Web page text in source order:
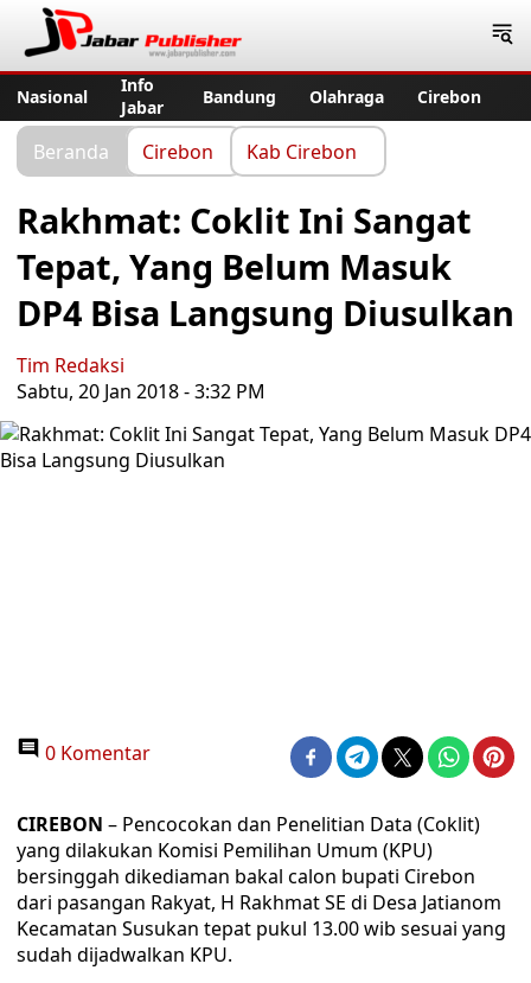
Nasional
Info
Jabar
Bandung Olahraga Cirebon
Beranda Cirebon Kab Cirebon
Rakhmat: Coklit Ini Sangat
Tepat, Yang Belum Masuk
DP4 Bisa Langsung Diusulkan
Tim Redaksi
Sabtu, 20 Jan 2018 - 3:32 PM
0 Komentar
CIREBON – Pencocokan dan Penelitian Data (Coklit)
yang dilakukan Komisi Pemilihan Umum (KPU)
bersinggah dikediaman bakal calon bupati Cirebon
dari pasangan Rakyat, H Rakhmat SE di Desa Jatianom
Kecamatan Susukan tepat pukul 13.00 wib sesuai yang
sudah dijadwalkan KPU.